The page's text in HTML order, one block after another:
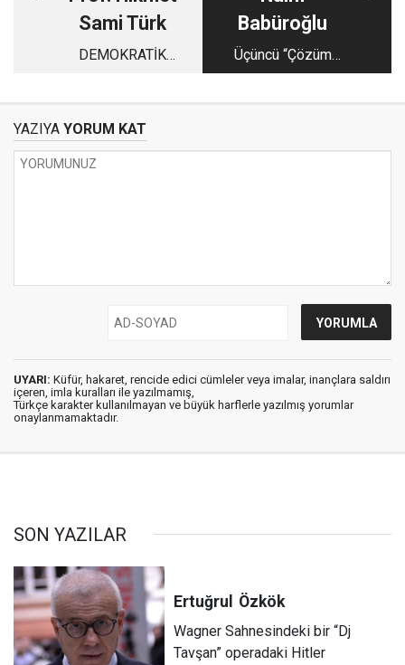
Sami Türk
DEMOKRATİK
Babüroğlu
Üçüncü “Çözüm
Süreci” mi, deprem
YAZIYA YORUM KAT
UYARI: Küfür, hakaret, rencide edici cümleler veya imalar, inançlara saldırı
içeren, imla kuralları ile yazılmamış,
Türkçe karakter kullanılmayan ve büyük harflerle yazılmış yorumlar
onaylanmamaktadır.
SON YAZILAR
Ertuğrul Özkök
Wagner Sahnesindeki bir “Dj
Tavşan” operadaki Hitler